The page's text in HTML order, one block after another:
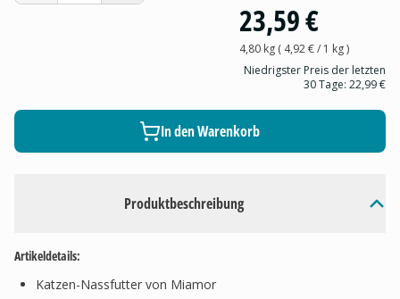
Produktbeschreibung
Artikeldetails:
Katzen-Nassfutter von Miamor
23,59 €
4,80 kg( 4,92 €/ 1 kg)
Niedrigster Preis der letzten
30 Tage: 22,99 €
In den Warenkorb